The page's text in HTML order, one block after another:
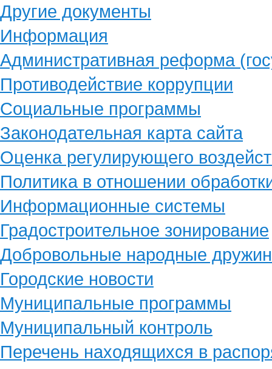
Другие документы
Информация
Административная реформа
Противодействие коррупции
Социальные программы
Законодательная карта сайта
Оценка регулирующего
Политика в отношении
Информационные системы
Градостроительное зонирование
Добровольные народные
Городские новости
Муниципальные программы
Муниципальный контроль
Перечень находящихся в